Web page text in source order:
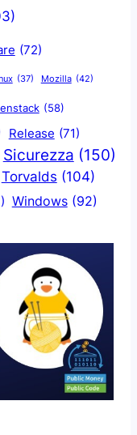
(72)
(37) Mozilla (42)
(58)
Release (71)
Sicurezza (150)
Torvalds (104)
Windows (92)